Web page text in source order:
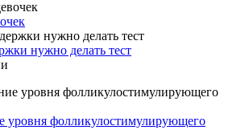
нужно делать тест
уровня фолликулостимулирующего